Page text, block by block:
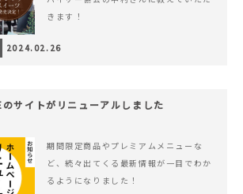
きます！
2024.02.26
サイトがリニューアルしました
期間限定商品やプレミアムメニューな
ど、続々出てくる最新情報が一目でわか
るようになりました！